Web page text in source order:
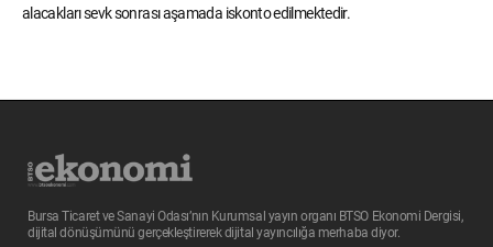
alacakları sevk sonrası aşamada iskonto edilmektedir.
Bursa Ticaret ve Sanayi Odası’nın Kurumsal yayın organı BTSO Ekonomi Dergisi,
dijital dönüşümünü gerçekleştirerek dijital yayıncılığa merhaba diyor.